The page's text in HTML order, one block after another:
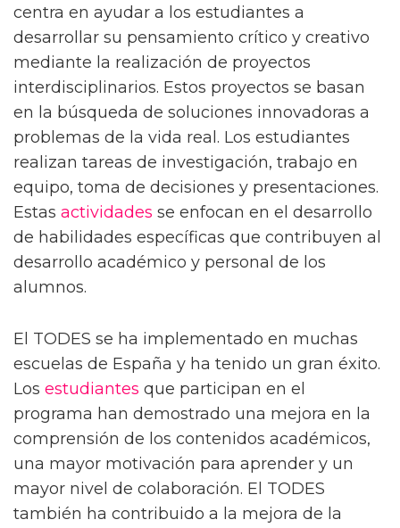
centra en ayudar a los estudiantes a
desarrollar su pensamiento crítico y creativo
mediante la realización de proyectos
interdisciplinarios. Estos proyectos se basan
en la búsqueda de soluciones innovadoras a
problemas de la vida real. Los estudiantes
realizan tareas de investigación, trabajo en
equipo, toma de decisiones y presentaciones.
Estas actividades se enfocan en el desarrollo
de habilidades específicas que contribuyen al
desarrollo académico y personal de los
alumnos.
El TODES se ha implementado en muchas
escuelas de España y ha tenido un gran éxito.
Los estudiantes que participan en el
programa han demostrado una mejora en la
comprensión de los contenidos académicos,
una mayor motivación para aprender y un
mayor nivel de colaboración. El TODES
también ha contribuido a la mejora de la